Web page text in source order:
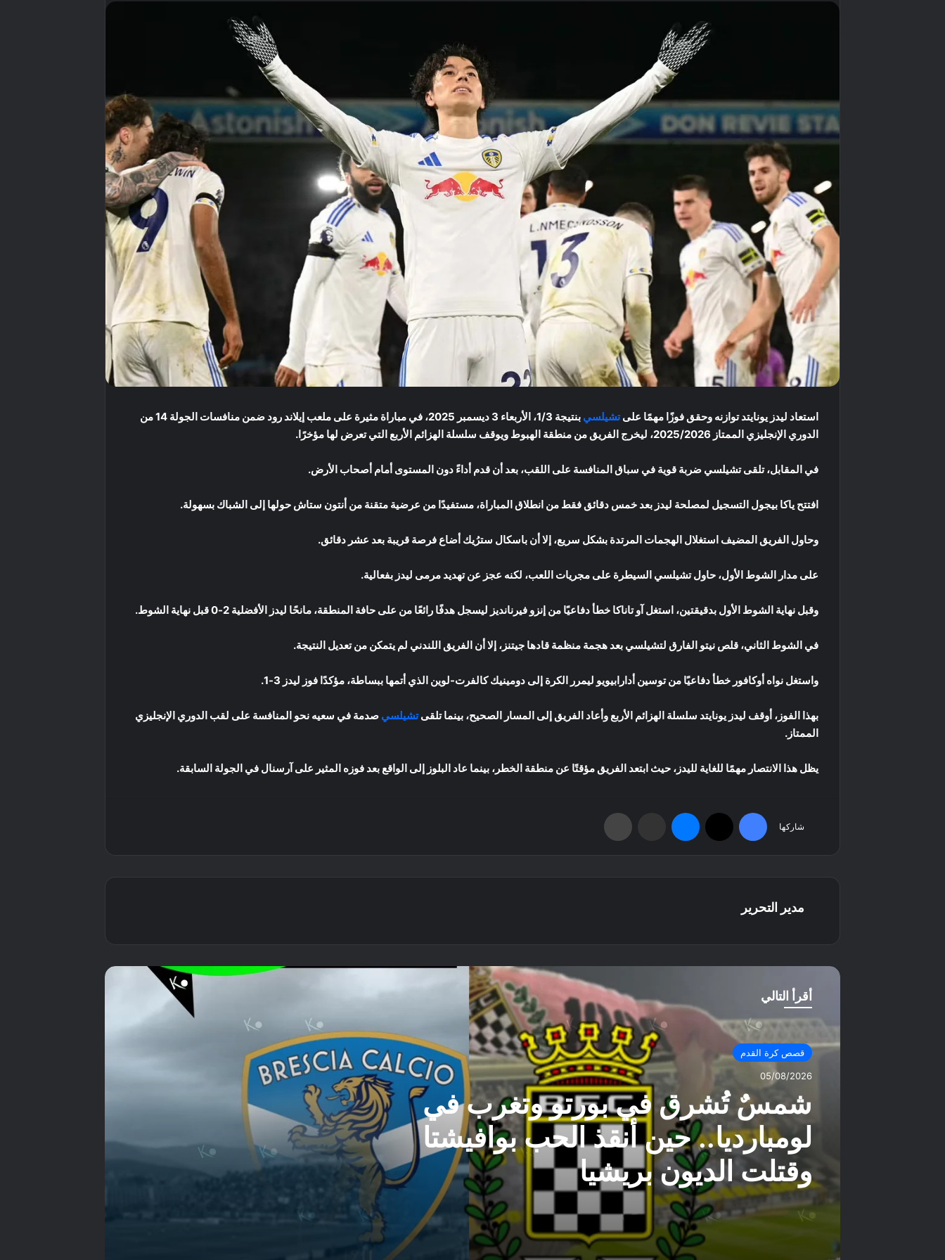
استعاد ليدز يونايتد توازنه وحقق فوزًا مهمًا علىتشيلسي
بنتيجة 1/3، الأربعاء 3 ديسمبر 2025، في مباراة مثيرة على ملعب إيلاند رود ضمن منافسات الجولة 14 من
الدوري الإنجليزي الممتاز 2025/2026، ليخرج الفريق من منطقة الهبوط ويوقف سلسلة الهزائم الأربع التي تعرض لها مؤخرًا.
في المقابل، تلقى تشيلسي ضربة قوية في سباق المنافسة على اللقب، بعد أن قدم أداءً دون المستوى أمام أصحاب الأرض.
افتتح ياكا بيجول التسجيل لمصلحة ليدز بعد خمس دقائق فقط من انطلاق المباراة، مستفيدًا من عرضية متقنة من أنتون ستاش حولها إلى الشباك بسهولة.
وحاول الفريق المضيف استغلال الهجمات المرتدة بشكل سريع، إلا أن باسكال سترُيك أضاع فرصة قريبة بعد عشر دقائق.
على مدار الشوط الأول، حاول تشيلسي السيطرة على مجريات اللعب، لكنه عجز عن تهديد مرمى ليدز بفعالية.
وقبل نهاية الشوط الأول بدقيقتين، استغل آو تاناكا خطأ دفاعيًا من إنزو فيرنانديز ليسجل هدفًا رائعًا من على حافة المنطقة، مانحًا ليدز الأفضلية 2-0 قبل نهاية الشوط.
في الشوط الثاني، قلص نيتو الفارق لتشيلسي بعد هجمة منظمة قادها جيتنز، إلا أن الفريق اللندني لم يتمكن من تعديل النتيجة.
واستغل نواه أوكافور خطأ دفاعيًا من توسين أدارابيويو ليمرر الكرة إلى دومينيك كالفرت-لوين الذي أتمها ببساطة، مؤكدًا فوز ليدز 3-1.
بهذا الفوز، أوقف ليدز يونايتد سلسلة الهزائم الأربع وأعاد الفريق إلى المسار الصحيح، بينما تلقىتشيلسي صدمة في سعيه نحو المنافسة على لقب الدوري الإنجليزي
الممتاز.
يظل هذا الانتصار مهمًا للغاية لليدز، حيث ابتعد الفريق مؤقتًا عن منطقة الخطر، بينما عاد البلوز إلى الواقع بعد فوزه المثير على آرسنال في الجولة السابقة.
شاركها
مدير التحرير
أقرأ التالي
قصص كرة القدم
05/08/2026
شمسٌ تُشرق في بورتو وتغرب في
لومبارديا.. حين أنقذ الحب بوافيشتا
وقتلت الديون بريشيا
شمسٌ تُشرق في بورتو
وتغرب في لومبارديا..
حين أنقذ الحب بوافيشتا
وقتلت الديون بريشيا
جدول مباريات الاهلي
2027 كاملاً والمواعيد
المباراة التي هزمت فيها